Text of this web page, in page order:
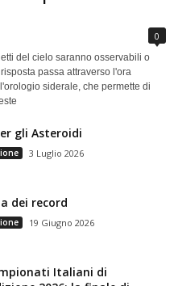
0
del cielo saranno osservabili o
passa attraverso l'ora
siderale, che permette di
gli Asteroidi
3 Luglio 2026
dei record
19 Giugno 2026
Italiani di